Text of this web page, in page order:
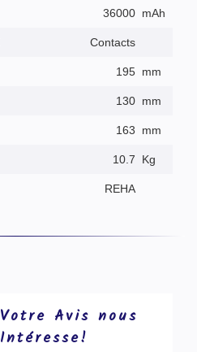
36000 mAh
Contacts
195 mm
130 mm
163 mm
10.7 Kg
REHA
Votre Avis nous
Intéresse!